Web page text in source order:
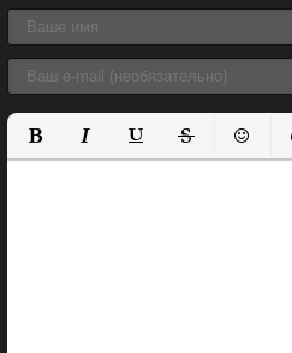
Полужирный
КурсивПодчеркнутый
Зачеркнутый